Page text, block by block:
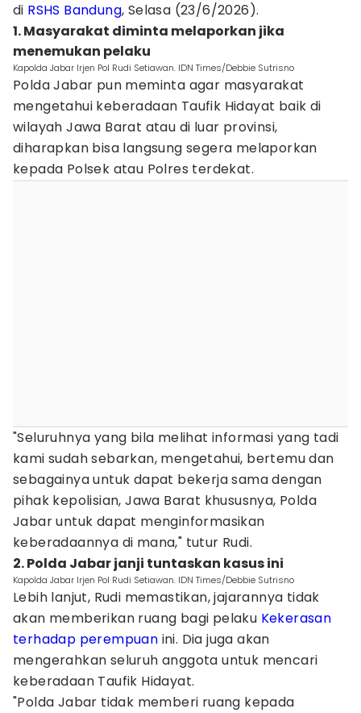
di RSHS Bandung, Selasa (23/6/2026).
1. Masyarakat diminta melaporkan jika
menemukan pelaku
Kapolda Jabar Irjen Pol Rudi Setiawan. IDN Times/Debbie Sutrisno
Polda Jabar pun meminta agar masyarakat
mengetahui keberadaan Taufik Hidayat baik di
wilayah Jawa Barat atau di luar provinsi,
diharapkan bisa langsung segera melaporkan
kepada Polsek atau Polres terdekat.
"Seluruhnya yang bila melihat informasi yang tadi
kami sudah sebarkan, mengetahui, bertemu dan
sebagainya untuk dapat bekerja sama dengan
pihak kepolisian, Jawa Barat khususnya, Polda
Jabar untuk dapat menginformasikan
keberadaannya di mana," tutur Rudi.
2. Polda Jabar janji tuntaskan kasus ini
Kapolda Jabar Irjen Pol Rudi Setiawan. IDN Times/Debbie Sutrisno
Lebih lanjut, Rudi memastikan, jajarannya tidak
akan memberikan ruang bagi pelaku Kekerasan
terhadap perempuan ini. Dia juga akan
mengerahkan seluruh anggota untuk mencari
keberadaan Taufik Hidayat.
"Polda Jabar tidak memberi ruang kepada